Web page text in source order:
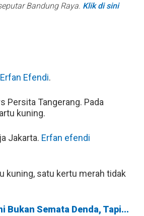
Bandung Raya. Klik di sini
Erfan Efendi.
Persita Tangerang. Pada
kuning.
Jakarta. Erfan efendi
kuning, satu kertu merah tidak
Bukan Semata Denda, Tapi...